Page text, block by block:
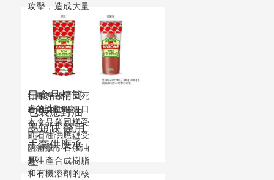
攻擊，造成大量
平民傷亡。然而
在美國的行動引
起國際社會譴責
之際，五角大樓
卻悄悄關閉負責
行動導致平民死
亡的計劃。
日食品精簡
包裝應對油
墨短缺 醫用
手套供應承
壓
香港文匯報訊 日
本食品業同樣受
到石油供應鏈受
阻衝擊，石腦油
是生產合成樹脂
和有機溶劑的核
05月16日
23:39:16